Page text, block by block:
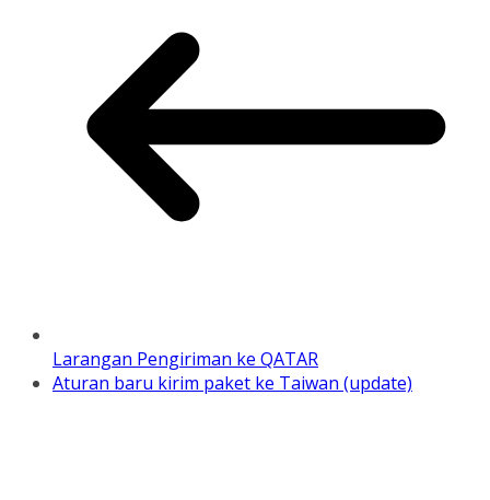
Larangan Pengiriman ke QATAR
Aturan baru kirim paket ke Taiwan (update)